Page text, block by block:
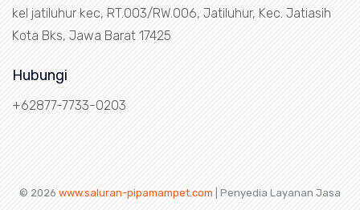
kel jatiluhur kec, RT.003/RW.006, Jatiluhur, Kec. Jatiasih
Kota Bks, Jawa Barat 17425
Hubungi
+62877-7733-0203
© 2026 www.saluran-pipamampet.com | Penyedia Layanan Jasa